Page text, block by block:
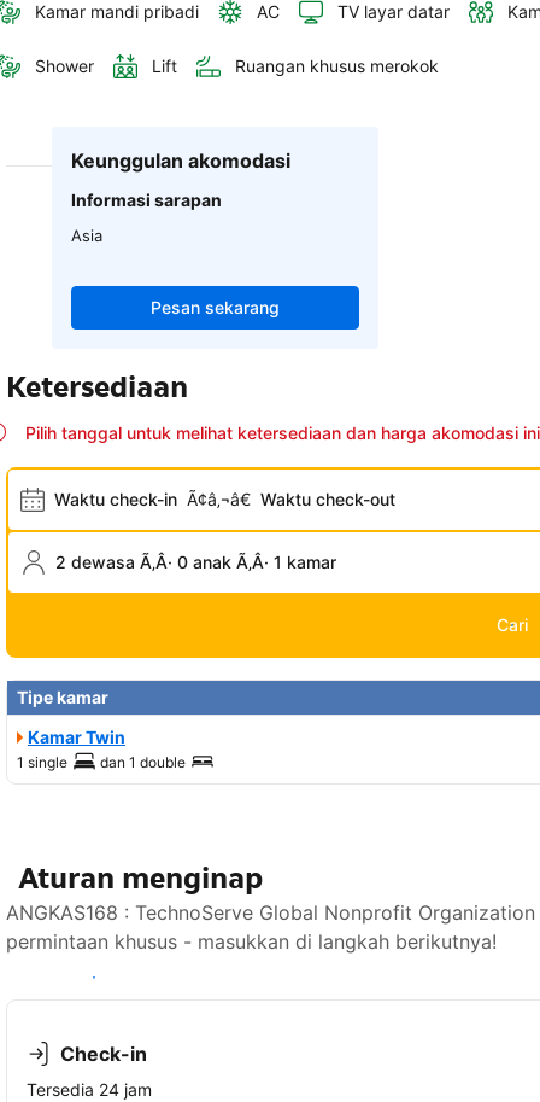
Kamar mandi pribadi AC TV layar datar
Shower Lift Ruangan khusus merokok
Keunggulan akomodasi
Informasi sarapan
Asia
Pesan sekarang
Ketersediaan
Pilih tanggal untuk melihat ketersediaan dan harga akomodasi ini
Waktu check-in Ã¢â‚¬â€ Waktu check-out
2 dewasa Ã‚Â· 0 anak Ã‚Â· 1 kamar
Cari
Tipe kamar
Kamar Twin
1 single dan 1 double
Aturan menginap
ANGKAS168 : TechnoServe Global Nonprofit
permintaan khusus - masukkan di langkah berikutnya!
Lihat ketersediaan
Check-in
Tersedia 24 jam